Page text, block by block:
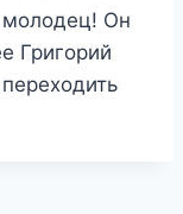
Он
Григорий